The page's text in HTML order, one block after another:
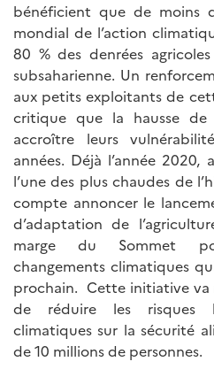
bénéficient que de moins
mondial de l’action
80 % des denrées
subsaharienne. Un
aux petits exploitants de
critique que la hausse
accroître leurs
années. Déjà l’année
l’une des plus chaudes de
compte annoncer le
d’adaptation de
marge du Sommet
changements climatiques
prochain. Cette initiative va
de réduire les risques
climatiques sur la sécurité
de 10 millions de personnes.